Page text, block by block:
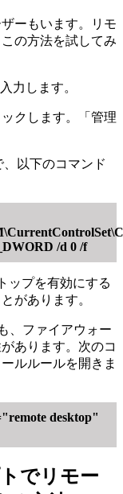
ーもいます。リモ
の方法を試してみ
力します。
クします。「管理
以下のコマンド
/d 0 /f
ップを有効にする
があります。
、ファイアウォー
あります。次のコ
ルルールを開きま
desktop"
でリモー